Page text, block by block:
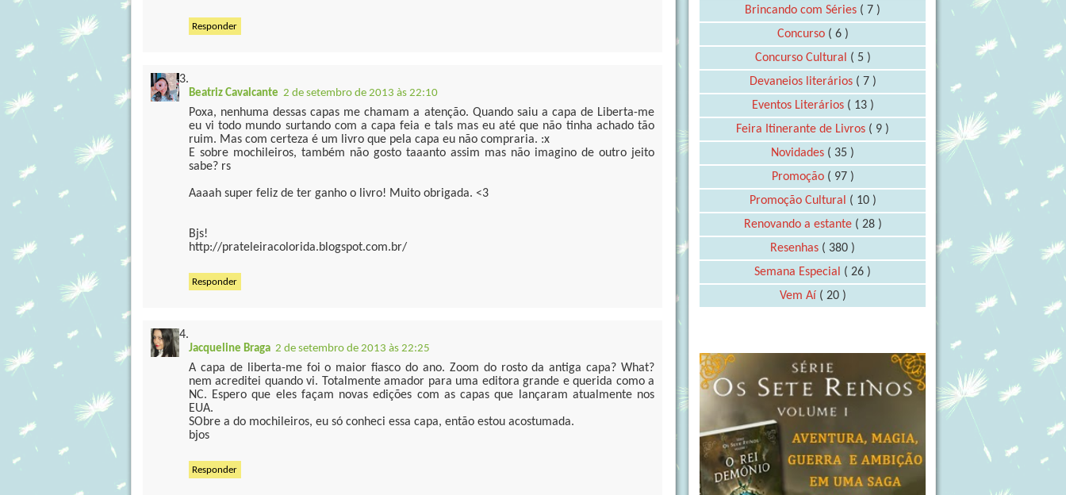
Responder
Beatriz Cavalcante 2 de setembro de 2013 às 22:10
Poxa, nenhuma dessas capas me chamam a atenção. Quando saiu a capa de Liberta-me
eu vi todo mundo surtando com a capa feia e tals mas eu até que não tinha achado tão
ruim. Mas com certeza é um livro que pela capa eu não compraria. :x
E sobre mochileiros, também não gosto taaanto assim mas não imagino de outro jeito
sabe? rs
Aaaah super feliz de ter ganho o livro! Muito obrigada. <3
Bjs!
http://prateleiracolorida.blogspot.com.br/
Responder
Jacqueline Braga 2 de setembro de 2013 às 22:25
A capa de liberta-me foi o maior fiasco do ano. Zoom do rosto da antiga capa? What?
nem acreditei quando vi. Totalmente amador para uma editora grande e querida como a
NC. Espero que eles façam novas edições com as capas que lançaram atualmente nos
EUA.
SObre a do mochileiros, eu só conheci essa capa, então estou acostumada.
bjos
Responder
Brincando com Séries ( 7 )
Concurso ( 6 )
Concurso Cultural ( 5 )
Devaneios literários ( 7 )
Eventos Literários ( 13 )
Feira Itinerante de Livros ( 9 )
Novidades ( 35 )
Promoção ( 97 )
Promoção Cultural ( 10 )
Renovando a estante ( 28 )
Resenhas ( 380 )
Semana Especial ( 26 )
Vem Aí ( 20 )